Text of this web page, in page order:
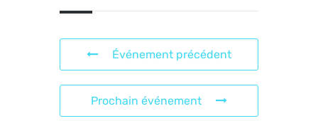
Événement précédent
Prochain événement